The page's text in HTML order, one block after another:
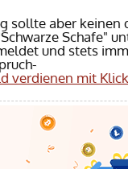
sollte aber keinen
Schafe"
und stets
verdienen mit